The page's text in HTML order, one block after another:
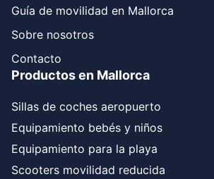
Guía de movilidad en Mallorca
Sobre nosotros
Contacto
Productos en Mallorca
Sillas de coches aeropuerto
Equipamiento bebés y niños
Equipamiento para la playa
Scooters movilidad reducida